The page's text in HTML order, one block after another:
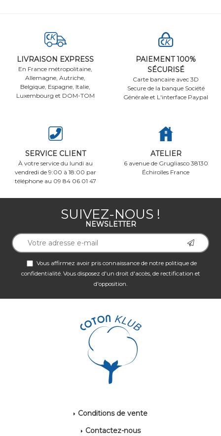
LIVRAISON EXPRESS
En France métropolitaine,
Allemagne, Autriche,
Belgique, Espagne, Italie,
Luxembourg et DOM-TOM
PAIEMENT 100%
SÉCURISÉ
Carte bancaire avec 3D
Secure de la banque Société
Générale et L'interface Paypal
SERVICE CLIENT
À votre service du lundi au
vendredi de 9:00 à 18:00 par
téléphone au 09 84 06 01 47
ATELIER
6 avenue de Grugliasco 38130
Échirolles France
SUIVEZ-NOUS !
NEWSLETTER
Vous affirmez avoir pris connaissance de notre politique de
confidentialité. Vous disposez d'un droit d'accès, de rectification et
d'opposition.
Conditions de vente
Contactez-nous